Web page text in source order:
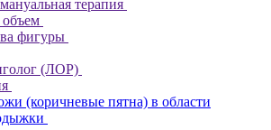
терапия
фигуры
(ЛОР)
(коричневые пятна) в области